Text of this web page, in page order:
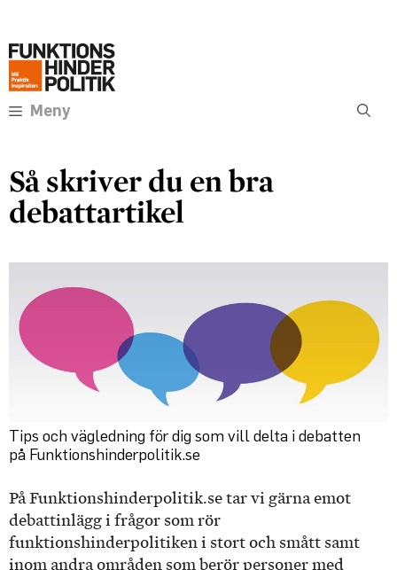
innehåll
Meny
Så skriver du en bra
debattartikel
Tips och vägledning för dig som vill delta i debatten
på Funktionshinderpolitik.se
På Funktionshinderpolitik.se tar vi gärna emot
debattinlägg i frågor som rör
funktionshinderpolitiken i stort och smått samt
inom andra områden som berör personer med